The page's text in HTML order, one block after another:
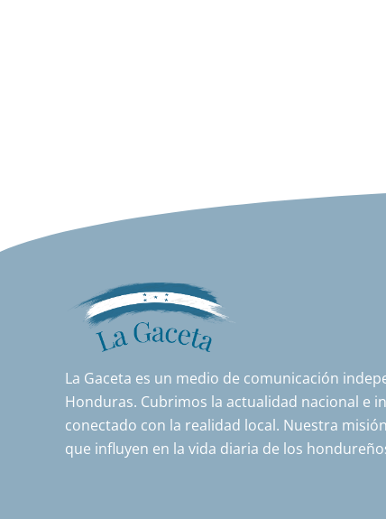
La Gaceta es un medio de comunicación
Honduras. Cubrimos la actualidad nacional e
conectado con la realidad local. Nuestra
que influyen en la vida diaria de los